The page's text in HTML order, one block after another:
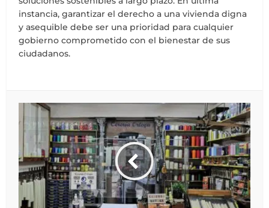
instancia, garantizar el derecho a una vivienda digna
y asequible debe ser una prioridad para cualquier
gobierno comprometido con el bienestar de sus
ciudadanos.